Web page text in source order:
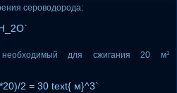
сероводорода:
для сжигания 20 м³
2 = 30 text{ м}^3`